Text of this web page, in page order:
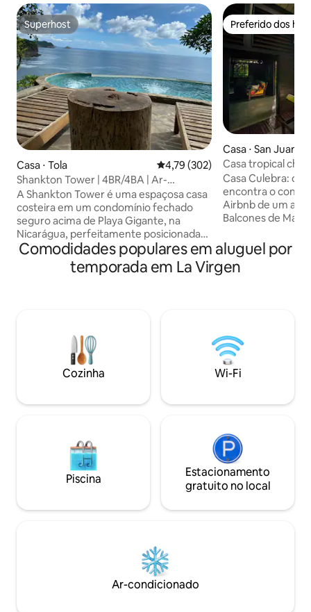
Superhost
Superhost
Casa ⋅ Tola 4,79 de uma avaliação média de
4,79 (302)
Shankton Tower | 4BR/4BA | Ar-
condicionado | Vistas espetaculares
A Shankton Tower é uma espaçosa casa
costeira em um condomínio fechado
seguro acima de Playa Gigante, na
Nicarágua, perfeitamente posicionada
perto de pontos de surfe de classe
mundial. A casa foi projetada para
viagens em grupo sem esforço com Wi-
locais, e oferecemos check-in assistido
por concierge, além de complementos
opcionais, incluindo aulas de surfe, chefs
particulares, massagem, serviço de
antecedência).
Preferido dos
Preferido dos
Casa ⋅ San Juan
Casa tropical
vista para o mar
Casa Culebra: o
encontra o
Airbnb de um
Balcones de
partir deste
Com 2 quartos
em suítes e uma
cidade e a
Acessível através
Internet de fibra
velocidade de
Comodidades populares em aluguel por
temporada em La Virgen
Cozinha Wi-Fi
Piscina
Estacionamento
gratuito no local
Ar-condicionado